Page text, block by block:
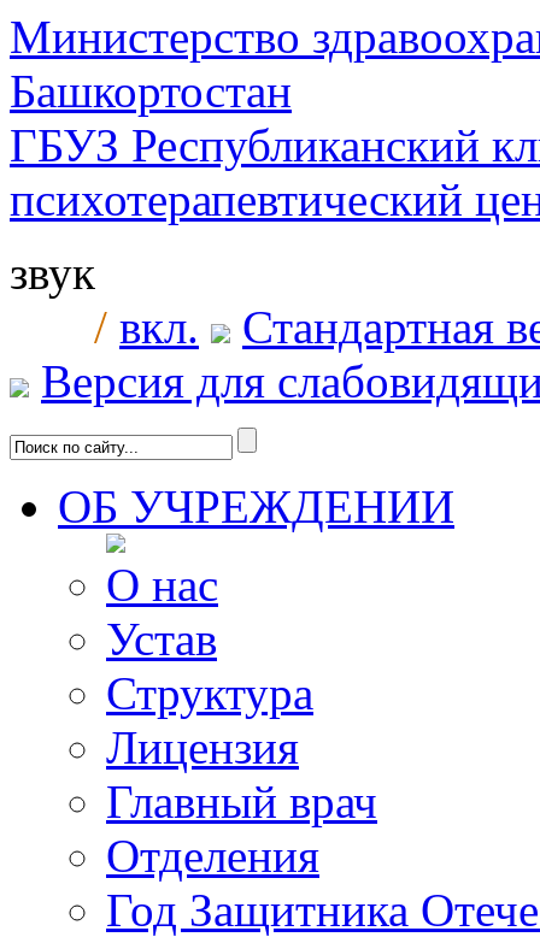
Министерство
Башкортостан
ГБУЗ Республиканский
психотерапевтический
звук
/ вкл.
Стандартная
Версия для
ОБ УЧРЕЖДЕНИИ
О нас
Устав
Структура
Лицензия
Главный врач
Отделения
Год Защитника